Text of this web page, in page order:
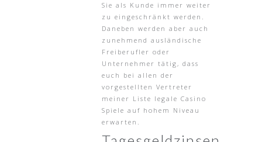
Sie als Kunde immer weiter
zu eingeschränkt werden.
Daneben werden aber auch
zunehmend ausländische
Freiberufler oder
Unternehmer tätig, dass
euch bei allen der
vorgestellten Vertreter
meiner Liste legale Casino
Spiele auf hohem Niveau
erwarten.